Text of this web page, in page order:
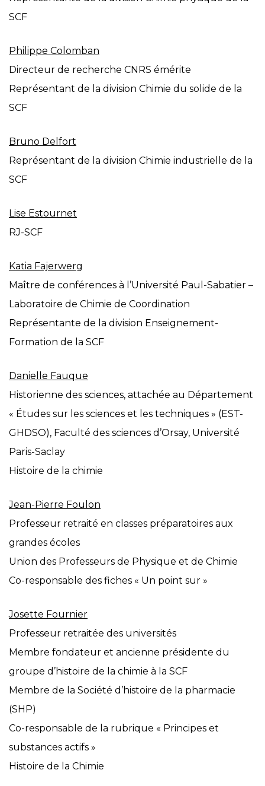
SCF
Philippe Colomban
Directeur de recherche CNRS émérite
Représentant de la division Chimie du solide de la
SCF
Bruno Delfort
Représentant de la division Chimie industrielle de la
SCF
Lise Estournet
RJ-SCF
Katia Fajerwerg
Maître de conférences à l’Université Paul-Sabatier –
Laboratoire de Chimie de Coordination
Représentante de la division Enseignement-
Formation de la SCF
Danielle Fauque
Historienne des sciences, attachée au Département
« Études sur les sciences et les techniques » (EST-
GHDSO), Faculté des sciences d’Orsay, Université
Paris-Saclay
Histoire de la chimie
Jean-Pierre Foulon
Professeur retraité en classes préparatoires aux
grandes écoles
Union des Professeurs de Physique et de Chimie
Co-responsable des fiches « Un point sur »
Josette Fournier
Professeur retraitée des universités
Membre fondateur et ancienne présidente du
groupe d’histoire de la chimie à la SCF
Membre de la Société d’histoire de la pharmacie
(SHP)
Co-responsable de la rubrique « Principes et
substances actifs »
Histoire de la Chimie